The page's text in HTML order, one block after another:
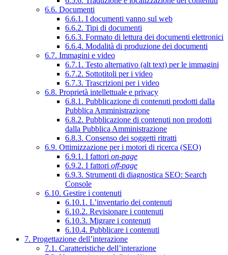
6.6. Documenti
6.6.1. I documenti vanno sul web
6.6.2. Tipi di documenti
6.6.3. Formato di lettura dei documenti elettronici
6.6.4. Modalità di produzione dei documenti
6.7. Immagini e video
6.7.1. Testo alternativo (alt text) per le immagini
6.7.2. Sottotitoli per i video
6.7.3. Trascrizioni per i video
6.8. Proprietà intellettuale e privacy
6.8.1. Pubblicazione di contenuti prodotti dalla
Pubblica Amministrazione
6.8.2. Pubblicazione di contenuti non prodotti
dalla Pubblica Amministrazione
6.8.3. Consenso dei soggetti ritratti
6.9. Ottimizzazione per i motori di ricerca (SEO)
6.9.1. I fattori on-page
6.9.2. I fattori off-page
6.9.3. Strumenti di diagnostica SEO: Search
Console
6.10. Gestire i contenuti
6.10.1. L’inventario dei contenuti
6.10.2. Revisionare i contenuti
6.10.3. Migrare i contenuti
6.10.4. Pubblicare i contenuti
7. Progettazione dell’interazione
7.1. Caratteristiche dell’interazione